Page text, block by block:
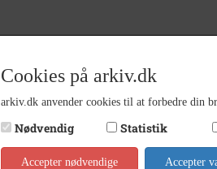
Cookies på arkiv.dk
arkiv.dk anvender cookies til at forbedre din
Nødvendig Statistik
Accepter nødvendige Accepter